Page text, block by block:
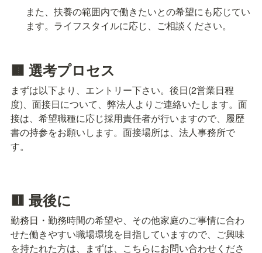
また、扶養の範囲内で働きたいとの希望にも応じてい
ます。ライフスタイルに応じ、ご相談ください。
🟫 選考プロセス
まずは以下より、エントリー下さい。後日(2営業日程
度)、面接日について、弊法人よりご連絡いたします。面
接は、希望職種に応じ採用責任者が行いますので、履歴
書の持参をお願いします。面接場所は、法人事務所で
す。
🟥 最後に
勤務日・勤務時間の希望や、その他家庭のご事情に合わ
せた働きやすい職場環境を目指していますので、ご興味
を持たれた方は、まずは、こちらにお問い合わせくださ